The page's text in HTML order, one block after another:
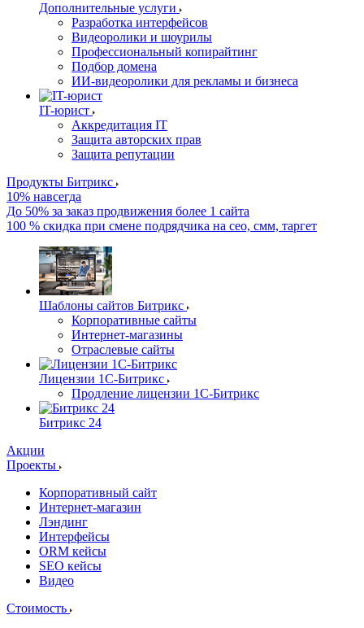
Дополнительные услуги
Разработка интерфейсов
Видеоролики и шоурилы
Профессиональный копирайтинг
Подбор домена
ИИ-видеоролики для рекламы и бизнеса
IT-юрист
Аккредитация IT
Защита авторских прав
Защита репутации
Продукты Битрикс
10% навсегда
До 50% за заказ продвижения более 1 сайта
100 % скидка при смене подрядчика на сео, смм, таргет
Шаблоны сайтов Битрикс
Корпоративные сайты
Интернет-магазины
Отраслевые сайты
Лицензии 1С-Битрикс
Продление лицензии 1С-Битрикс
Битрикс 24
Акции
Проекты
Корпоративный сайт
Интернет-магазин
Лэндинг
Интерфейсы
ORM кейсы
SEO кейсы
Видео
Стоимость